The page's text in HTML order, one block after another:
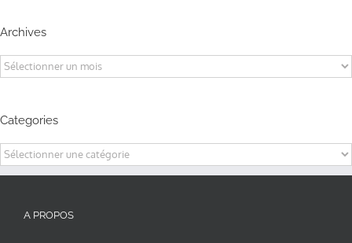
Archives
Archives
Categories
Categories
A PROPOS